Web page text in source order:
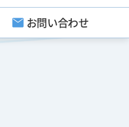
お問い合わせ